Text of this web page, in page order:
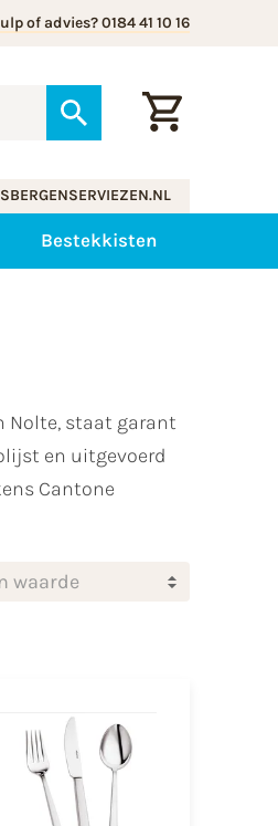
of advies? 0184 41 10 16
Bestekkisten
Nolte, staat garant
en uitgevoerd
Cantone
waarde